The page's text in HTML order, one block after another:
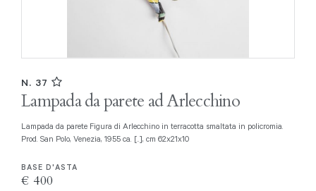
N. 37
Lampada da parete ad Arlecchino
Lampada da parete Figura di Arlecchino in terracotta smaltata in policromia.
Prod. San Polo, Venezia, 1955 ca. [..], cm 62x21x10
BASE D'ASTA
€ 400